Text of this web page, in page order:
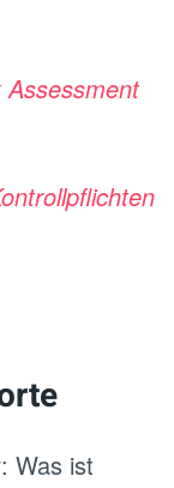
Assessment
Was ist